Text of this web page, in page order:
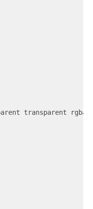
transparent rgba(